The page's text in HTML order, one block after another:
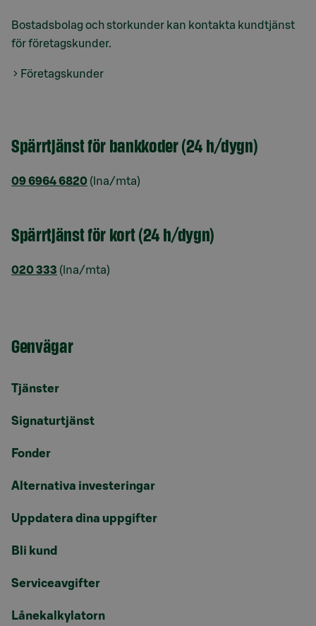
Bostadsbolag och storkunder kan kontakta kundtjänst
för företagskunder.
Företagskunder
Spärrtjänst för bankkoder (24 h/dygn)
09 6964 6820 (lna/mta)
Spärrtjänst för kort (24 h/dygn)
020 333 (lna/mta)
Genvägar
Tjänster
Signaturtjänst
Fonder
Alternativa investeringar
Uppdatera dina uppgifter
Bli kund
Serviceavgifter
Lånekalkylatorn